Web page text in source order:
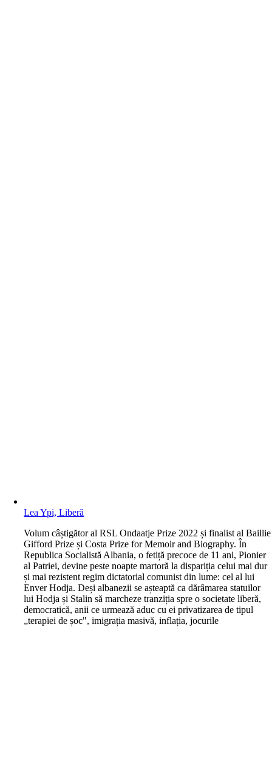
Lea Ypi, Liberă
Volum câștigător al RSL Ondaatje Prize 2022 și finalist al Baillie
Gifford Prize și Costa Prize for Memoir and Biography. În
Republica Socialistă Albania, o fetiță precoce de 11 ani, Pionier
al Patriei, devine peste noapte martoră la dispariția celui mai dur
și mai rezistent regim dictatorial comunist din lume: cel al lui
Enver Hodja. Deși albanezii se așteaptă ca dărâmarea statuilor
lui Hodja și Stalin să marcheze tranziția spre o societate liberă,
democratică, anii ce urmează aduc cu ei privatizarea de tipul
„terapiei de șoc", imigrația masivă, inflația, jocurile